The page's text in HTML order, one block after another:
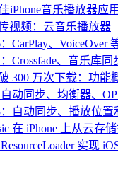
iPhone音乐播放器应用
视频：云音乐播放器
CarPlay、VoiceOver
：Crossfade、音乐库
300 万次下载：功能
自动同步、均衡器、
：自动同步、播放位置
在 iPhone 上从云存
实现